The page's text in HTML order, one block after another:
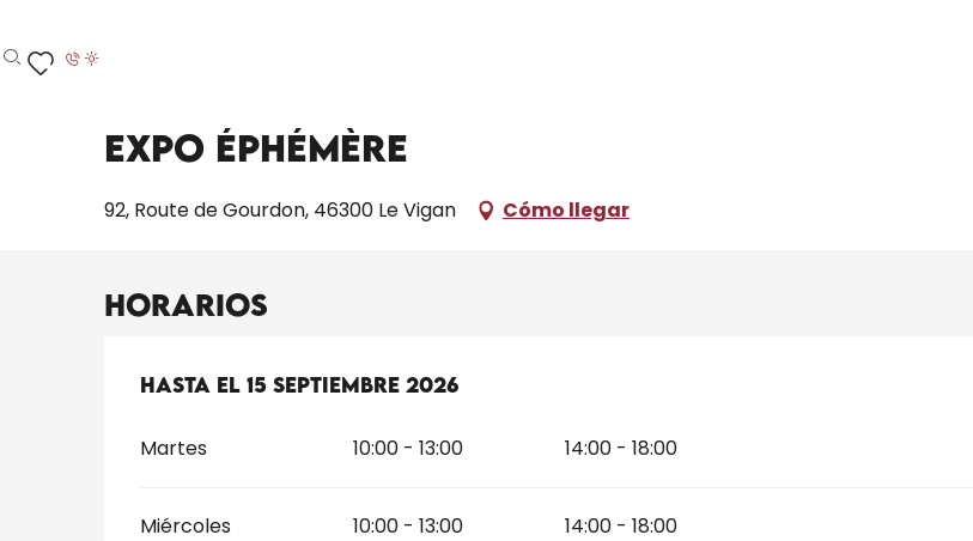
au
contenu
Buscar
Expo éphémère
92, Route de Gourdon, 46300 Le Vigan Cómo llegar
Horarios
Del3 julio 2026al15 septiembre 2026
Hasta el 15 septiembre 2026
Martes 10:00 - 13:00 14:00 - 18:00
Miércoles 10:00 - 13:00 14:00 - 18:00